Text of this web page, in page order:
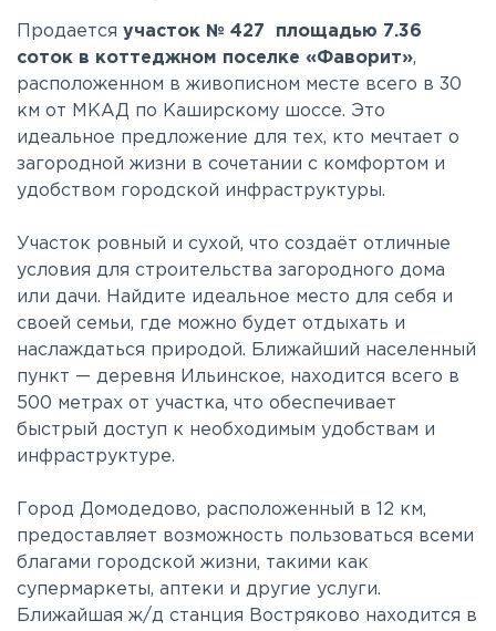
Продается участок № 427 площадью 7.36
соток в коттеджном поселке «Фаворит»,
расположенном в живописном месте всего в 30
км от МКАД по Каширскому шоссе. Это
идеальное предложение для тех, кто мечтает о
загородной жизни в сочетании с комфортом и
удобством городской инфраструктуры.
Участок ровный и сухой, что создаёт отличные
условия для строительства загородного дома
или дачи. Найдите идеальное место для себя и
своей семьи, где можно будет отдыхать и
наслаждаться природой. Ближайший населенный
пункт — деревня Ильинское, находится всего в
500 метрах от участка, что обеспечивает
быстрый доступ к необходимым удобствам и
инфраструктуре.
Город Домодедово, расположенный в 12 км,
предоставляет возможность пользоваться всеми
благами городской жизни, такими как
супермаркеты, аптеки и другие услуги.
Ближайшая ж/д станция Востряково находится в